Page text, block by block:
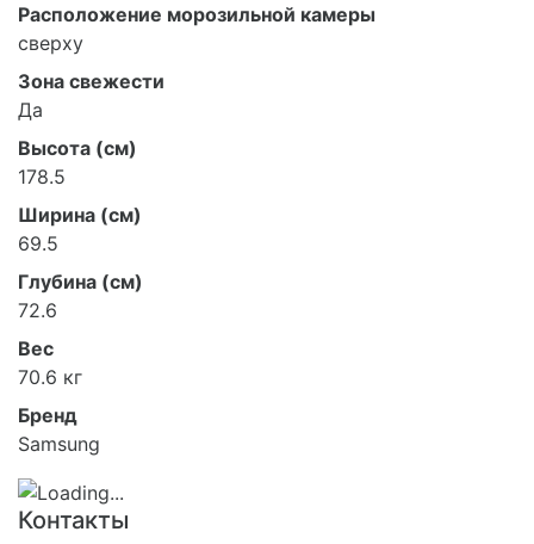
Расположение морозильной камеры
сверху
Зона свежести
Да
Высота (см)
178.5
Ширина (см)
69.5
Глубина (см)
72.6
Вес
70.6 кг
Бренд
Samsung
Контакты